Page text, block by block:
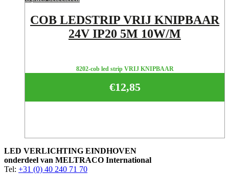
COB LEDSTRIP VRIJ KNIPBAAR
24V IP20 5M 10W/M
8202-cob led strip VRIJ KNIPBAAR
€12,85
LED VERLICHTING EINDHOVEN
onderdeel van MELTRACO International
Tel: +31 (0) 40 240 71 70